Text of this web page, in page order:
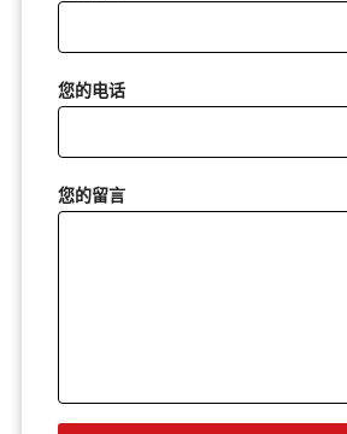
您的电话
您的留言